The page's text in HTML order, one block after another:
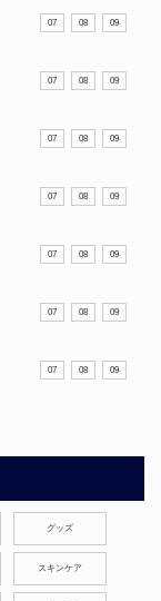
07 08 09
07 08 09
07 08 09
07 08 09
07 08 09
07 08 09
07 08 09
グッズ
スキンケア